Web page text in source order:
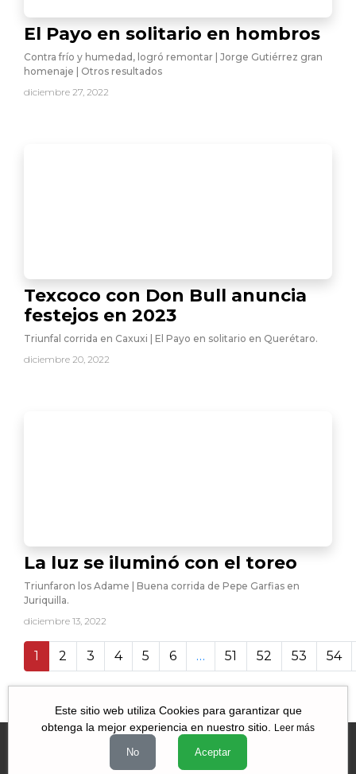
El Payo en solitario en hombros
Contra frío y humedad, logró remontar | Jorge Gutiérrez gran
homenaje | Otros resultados
diciembre 27, 2022
Texcoco con Don Bull anuncia
festejos en 2023
Triunfal corrida en Caxuxi | El Payo en solitario en Querétaro.
diciembre 20, 2022
La luz se iluminó con el toreo
Triunfaron los Adame | Buena corrida de Pepe Garfias en
Juriquilla.
diciembre 13, 2022
1 2 3 4 5 6 … 51 52 53 54
Este sitio web utiliza Cookies para garantizar que
obtenga la mejor experiencia en nuestro sitio.
Leer más
No Aceptar